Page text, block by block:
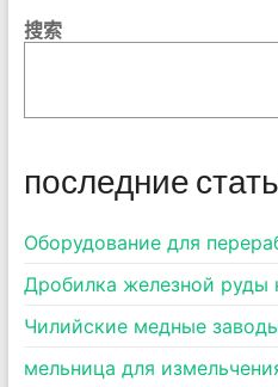
搜索
последние
Оборудование для
Дробилка железной руды
Чилийские медные
мельница для